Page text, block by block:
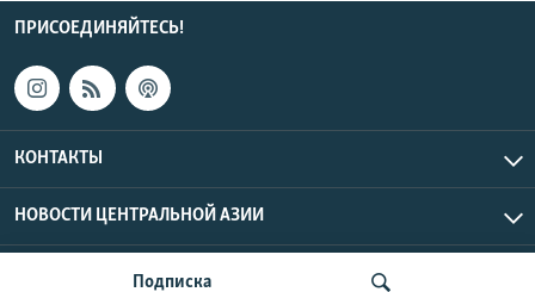
Подписка
ПРИСОЕДИНЯЙТЕСЬ!
КОНТАКТЫ
НОВОСТИ ЦЕНТРАЛЬНОЙ АЗИИ
CENTRAL ASIAN © 2026 RFE/RL, Inc. | Все права защищены.